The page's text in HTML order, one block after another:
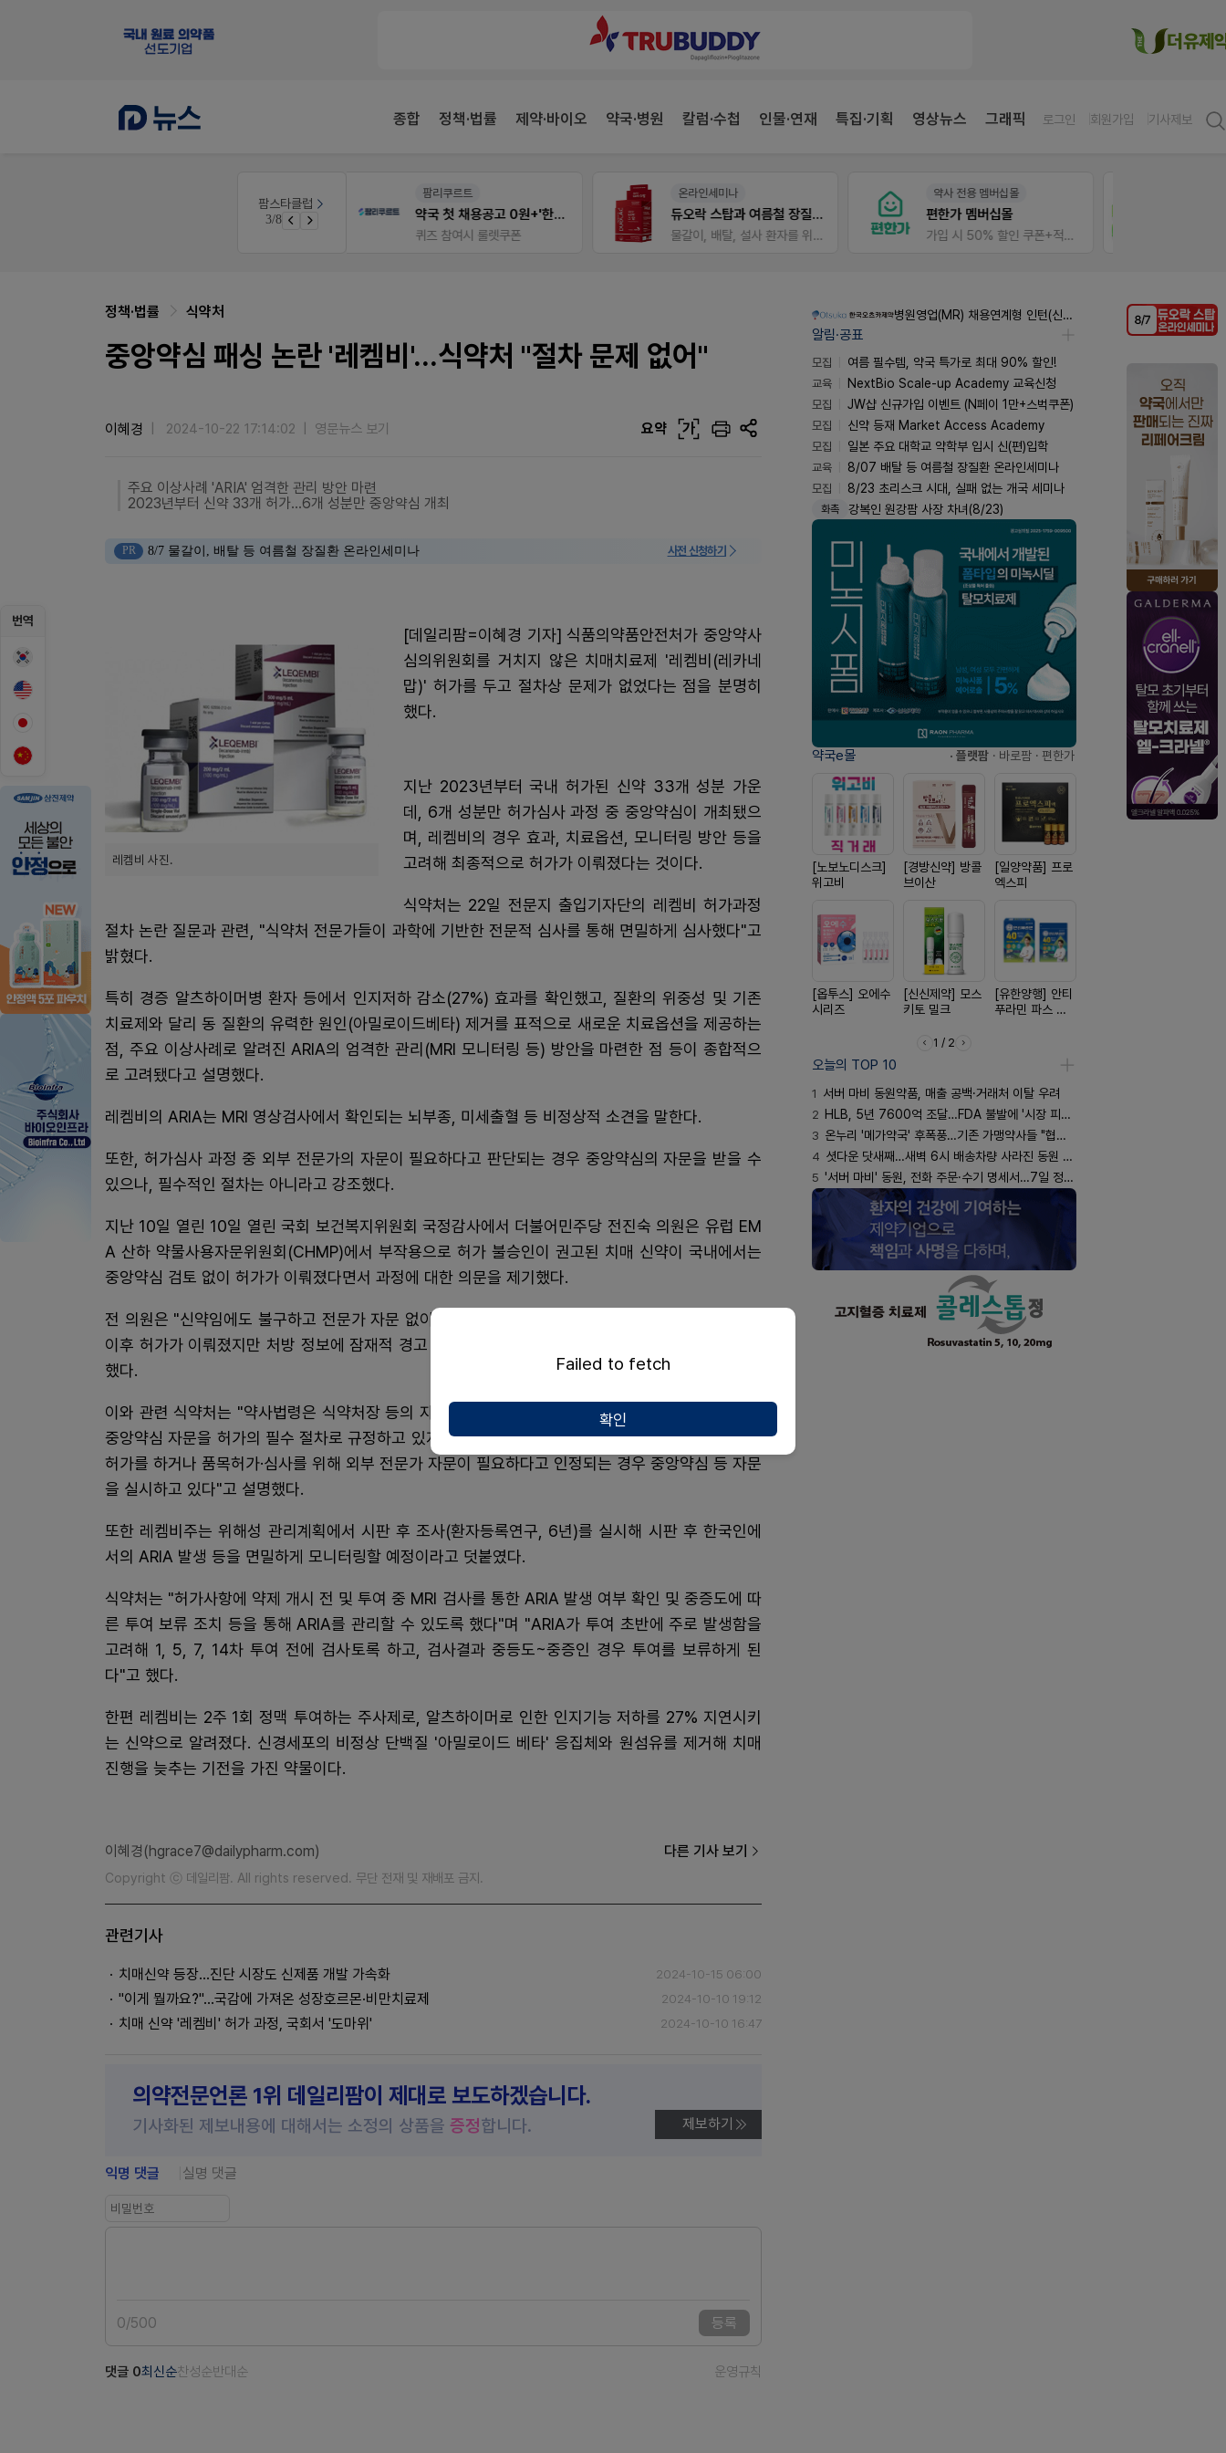
종합 정책·법률 제약·바이오 약국·병원 칼럼·수첩 인물·연재 특집·기획 영상뉴스 그래픽 로그인 회원가입 기사제보
팜스타클럽
3/8 약국 첫 채용공고 0원+'한번 더' 무료 연장
온라인세미나 약사 전용 멤버십몰
편한가 멤버십몰
가입 시 50% 할인 쿠폰+적립금까지!
약사 전용 온라인몰
JW SHOP
번역
정책·법률 식약처
중앙약심 패싱 논란 '레켐비'...식약처 "절차 문제 없어"
이혜경 2024-10-22 17:14:02 영문뉴스 보기 요약 가
주요 이상사례 'ARIA' 엄격한 관리 방안 마련
2023년부터 신약 33개 허가...6개 성분만 중앙약심 개최
PR 8/7 물갈이, 배탈 등 여름철 장질환 온라인세미나 사전 신청하기
레켐비 사진.
[데일리팜=이혜경 기자] 식품의약품안전처가 중앙약사
심의위원회를 거치지 않은 치매치료제 '레켐비(레카네
맙)' 허가를 두고 절차상 문제가 없었다는 점을 분명히
했다.
지난 2023년부터 국내 허가된 신약 33개 성분 가운
데, 6개 성분만 허가심사 과정 중 중앙약심이 개최됐으
며, 레켐비의 경우 효과, 치료옵션, 모니터링 방안 등을
고려해 최종적으로 허가가 이뤄졌다는 것이다.
식약처는 22일 전문지 출입기자단의 레켐비 허가과정
절차 논란 질문과 관련, "식약처 전문가들이 과학에 기반한 전문적 심사를 통해 면밀하게 심사했다"고
밝혔다.
특히 경증 알츠하이머병 환자 등에서 인지저하 감소(27%) 효과를 확인했고, 질환의 위중성 및 기존
치료제와 달리 동 질환의 유력한 원인(아밀로이드베타) 제거를 표적으로 새로운 치료옵션을 제공하는
점, 주요 이상사례로 알려진 ARIA의 엄격한 관리(MRI 모니터링 등) 방안을 마련한 점 등이 종합적으
로 고려됐다고 설명했다.
레켐비의 ARIA는 MRI 영상검사에서 확인되는 뇌부종, 미세출혈 등 비정상적 소견을 말한다.
또한, 허가심사 과정 중 외부 전문가의 자문이 필요하다고 판단되는 경우 중앙약심의 자문을 받을 수
있으나, 필수적인 절차는 아니라고 강조했다.
지난 10일 열린 10일 열린 국회 보건복지위원회 국정감사에서 더불어민주당 전진숙 의원은 유럽 EM
A 산하 약물사용자문위원회(CHMP)에서 부작용으로 허가 불승인이 권고된 치매 신약이 국내에서는
중앙약심 검토 없이 허가가 이뤄졌다면서 과정에 대한 의문을 제기했다.
전 의원은 "신약임에도 불구하고 전문가 자문 없이 허가가 이뤄졌다"며 "이 약은 미국 FDA 자문회의
이후 허가가 이뤄졌지만 처방 정보에 잠재적 경고 문구를 표시했고, 유럽은 허가를 보류했다"고 지적
했다.
이와 관련 식약처는 "약사법령은 식약처장 등의 자문에 응하기 위한 중앙약심을 두도록 하고 있으나,
중앙약심 자문을 허가의 필수 절차로 규정하고 있지는 않다"며 "조건부(3상 임상시험결과 추후 제출)
허가를 하거나 품목허가·심사를 위해 외부 전문가 자문이 필요하다고 인정되는 경우 중앙약심 등 자문
을 실시하고 있다"고 설명했다.
또한 레켐비주는 위해성 관리계획에서 시판 후 조사(환자등록연구, 6년)를 실시해 시판 후 한국인에
서의 ARIA 발생 등을 면밀하게 모니터링할 예정이라고 덧붙였다.
식약처는 "허가사항에 약제 개시 전 및 투여 중 MRI 검사를 통한 ARIA 발생 여부 확인 및 중증도에 따
른 투여 보류 조치 등을 통해 ARIA를 관리할 수 있도록 했다"며 "ARIA가 투여 초반에 주로 발생함을
고려해 1, 5, 7, 14차 투여 전에 검사토록 하고, 검사결과 중등도~중증인 경우 투여를 보류하게 된
다"고 했다.
한편 레켐비는 2주 1회 정맥 투여하는 주사제로, 알츠하이머로 인한 인지기능 저하를 27% 지연시키
는 신약으로 알려졌다. 신경세포의 비정상 단백질 '아밀로이드 베타' 응집체와 원섬유를 제거해 치매
진행을 늦추는 기전을 가진 약물이다.
이혜경(hgrace7@dailypharm.com) 다른 기사 보기
Copyright ⓒ 데일리팜. All rights reserved. 무단 전재 및 재배포 금지.
관련기사
치매신약 등장...진단 시장도 신제품 개발 가속화 2024-10-15 06:00
"이게 뭘까요?"...국감에 가져온 성장호르몬·비만치료제 2024-10-10 19:12
치매 신약 '레켐비' 허가 과정, 국회서 '도마위' 2024-10-10 16:47
의약전문언론 1위 데일리팜이 제대로 보도하겠습니다.
기사화된 제보내용에 대해서는 소정의 상품을 증정합니다. 제보하기
익명 댓글 실명 댓글
0/500 등록
댓글 0최신순찬성순반대순 운영규칙
병원영업(MR) 채용연계형 인턴(신입사원) 모집 공고
알림·공표
모집
여름 필수템, 약국 특가로 최대 90% 할인!
교육
NextBio Scale-up Academy 교육신청
모집
JW샵 신규가입 이벤트 (N페이 1만+스벅쿠폰)
모집
신약 등재 Market Access Academy
모집
일본 주요 대학교 약학부 입시 신(편)입학
교육
8/07 배탈 등 여름철 장질환 온라인세미나
모집
8/23 초리스크 시대, 실패 없는 개국 세미나
화촉 강복인 원강팜 사장 차녀(8/23)
약국e몰 · 플랫팜 · 바로팜 · 편한가
[노보노디스크]
위고비
[경방신약] 방콜
브이산
[일양약품] 프로
엑스피
[옵투스] 오에수
시리즈
[신신제약] 모스
키토 밀크
[유한양행] 안티
푸라민 파스 시
1 / 2
오늘의 TOP 10
1 서버 마비 동원약품, 매출 공백·거래처 이탈 우려
2 HLB, 5년 7600억 조달…FDA 불발에 '시장 피로감'
3 온누리 '메가약국' 후폭풍…기존 가맹약사들 "협의체 만들자"
4 셧다운 닷새째…새벽 6시 배송차량 사라진 동원 물류센터
5 '서버 마비' 동원, 전화 주문·수기 명세서…7일 정상화 되나
Failed to fetch
확인